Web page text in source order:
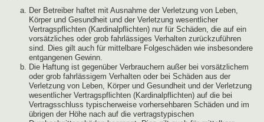
Der Betreiber haftet mit Ausnahme der Verletzung von Leben,
Körper und Gesundheit und der Verletzung wesentlicher
Vertragspflichten (Kardinalpflichten) nur für Schäden, die auf ein
vorsätzliches oder grob fahrlässiges Verhalten zurückzuführen
sind. Dies gilt auch für mittelbare Folgeschäden wie insbesondere
entgangenen Gewinn.
Die Haftung ist gegenüber Verbrauchern außer bei vorsätzlichem
oder grob fahrlässigem Verhalten oder bei Schäden aus der
Verletzung von Leben, Körper und Gesundheit und der Verletzung
wesentlicher Vertragspflichten (Kardinalpflichten) auf die bei
Vertragsschluss typischerweise vorhersehbaren Schäden und im
übrigen der Höhe nach auf die vertragstypischen